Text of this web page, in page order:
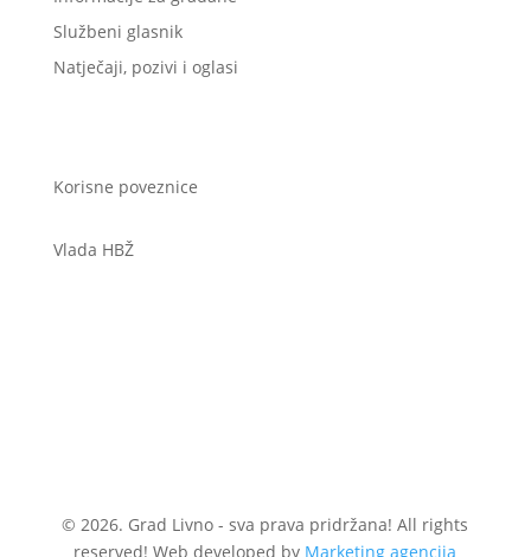
Službeni glasnik
Natječaji, pozivi i oglasi
Korisne poveznice
Vlada HBŽ
© 2026. Grad Livno - sva prava pridržana! All rights
reserved! Web developed by Marketing agencija